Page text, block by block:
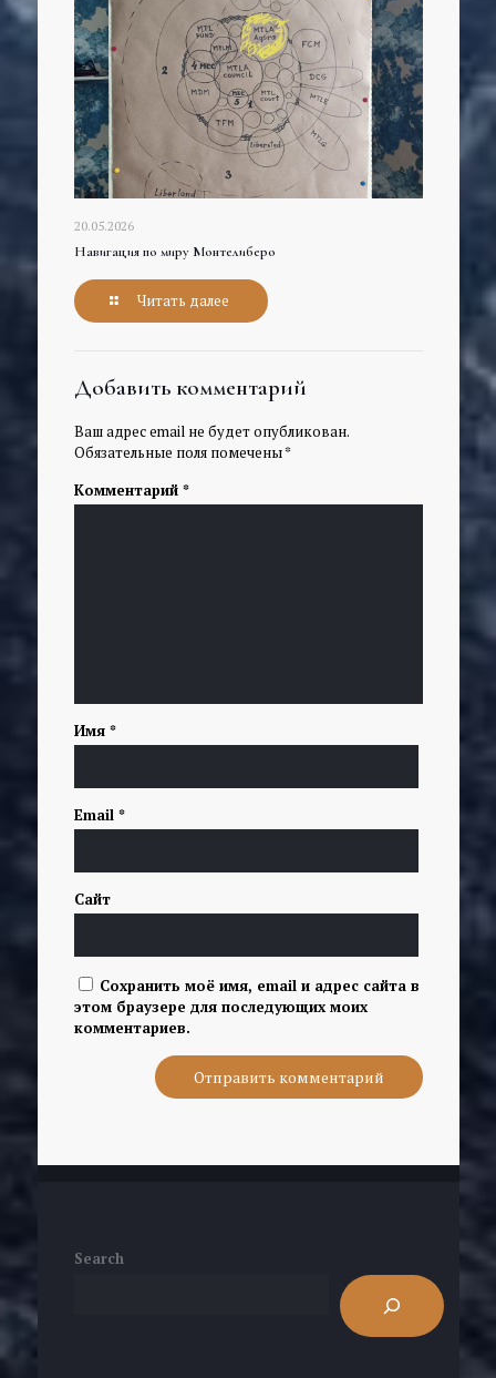
20.05.2026
Навигация по миру Монтелиберо
Читать далее
Добавить комментарий
Ваш адрес email не будет опубликован.
Обязательные поля помечены*
Комментарий *
Имя *
Email *
Сайт
Сохранить моё имя, email и адрес сайта в
этом браузере для последующих моих
комментариев.
Search